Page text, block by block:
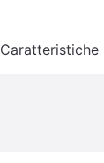
Caratteristiche